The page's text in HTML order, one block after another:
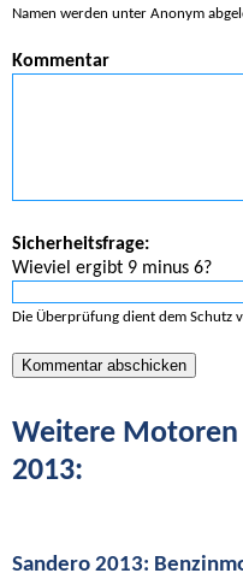
Namen werden unter Anonym
Kommentar
Sicherheitsfrage:
Wieviel ergibt 9 minus 6?
Die Überprüfung dient dem Schutz
Weitere Motoren
2013:
Sandero 2013: